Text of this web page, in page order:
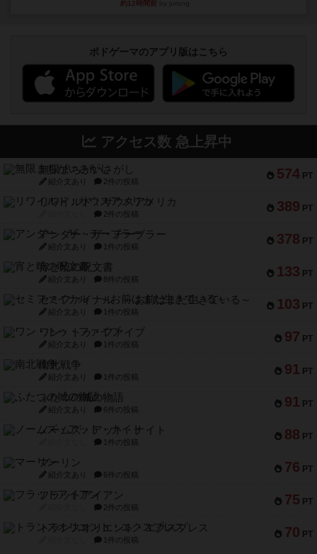
約12時間前
ボドゲーマのアプリ版はこちら
アクセス数 急上昇中
574 PT
無限まちがいさがし
紹介文あり 2件の投稿
389 PT
リワイルド：サウスアメリカ
2件の投稿
378 PT
アンダー・ザ・テーブラー
紹介文あり 1件の投稿
133 PT
宵と暁の呪文書
紹介文あり 8件の投稿
103 PT
セミファイナル ～お前はまだ生きている～
紹介文あり 1件の投稿
97 PT
ワン・トゥ・ファイブ
紹介文あり 1件の投稿
91 PT
南北戦争
紹介文あり 1件の投稿
91 PT
ふたつの城の物語
紹介文あり 6件の投稿
88 PT
ノームズ・アット・ナイト
1件の投稿
76 PT
マーリン
紹介文あり 6件の投稿
75 PT
フラットアイアン
2件の投稿
70 PT
トランスオリエント・エクスプレス
1件の投稿